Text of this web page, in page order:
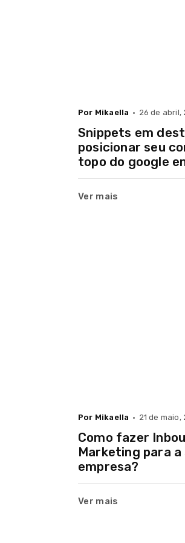
Contato
Por Mikaella 26 de abril,
Snippets em
posicionar seu
topo do google
Ver mais
Por Mikaella 21 de maio,
Como fazer
Marketing para a
empresa?
Ver mais